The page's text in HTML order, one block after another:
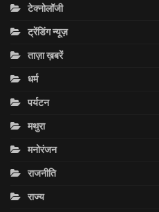
टेक्नोलॉजी
ट्रेंडिंग न्यूज़
ताज़ा ख़बरें
धर्म
पर्यटन
मथुरा
मनोरंजन
राजनीति
राज्य